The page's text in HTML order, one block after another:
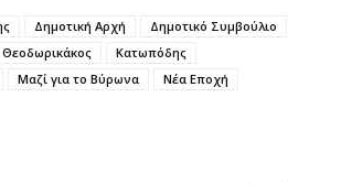
Δημοτική Αρχή
Δημοτικό Συμβούλιο
Θεοδωρικάκος
Κατωπόδης
Μαζί για το Βύρωνα
Νέα Εποχή